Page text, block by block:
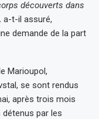
découverts dans
a-t-il assuré,
demande de la part
Marioupol,
se sont rendus
après trois mois
par les